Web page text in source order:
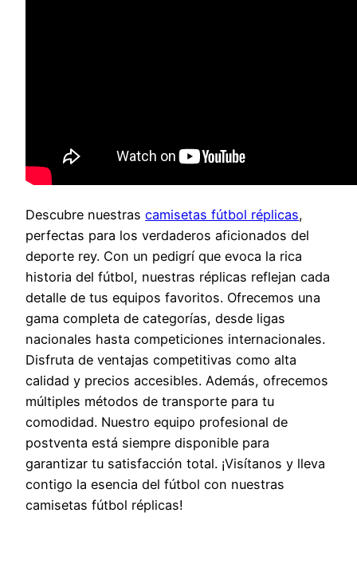
Descubre nuestras camisetas fútbol réplicas,
perfectas para los verdaderos aficionados del
deporte rey. Con un pedigrí que evoca la rica
historia del fútbol, nuestras réplicas reflejan cada
detalle de tus equipos favoritos. Ofrecemos una
gama completa de categorías, desde ligas
nacionales hasta competiciones internacionales.
Disfruta de ventajas competitivas como alta
calidad y precios accesibles. Además, ofrecemos
múltiples métodos de transporte para tu
comodidad. Nuestro equipo profesional de
postventa está siempre disponible para
garantizar tu satisfacción total. ¡Visítanos y lleva
contigo la esencia del fútbol con nuestras
camisetas fútbol réplicas!